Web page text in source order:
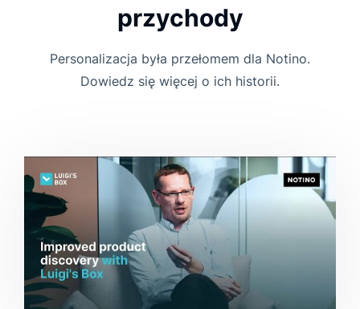
przychody
Personalizacja była przełomem dla Notino.
Dowiedz się więcej o ich historii.